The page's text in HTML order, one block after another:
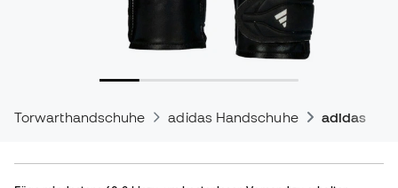
Torwarthandschuhe adidas Handschuhe adidas